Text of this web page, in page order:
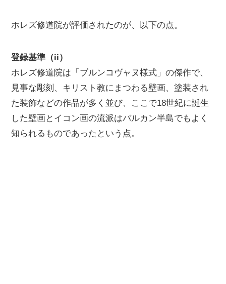
ホレズ修道院が評価されたのが、以下の点。
登録基準（ii）
ホレズ修道院は「ブルンコヴャヌ様式」の傑作で、
見事な彫刻、キリスト教にまつわる壁画、塗装され
た装飾などの作品が多く並び、ここで18世紀に誕生
した壁画とイコン画の流派はバルカン半島でもよく
知られるものであったという点。